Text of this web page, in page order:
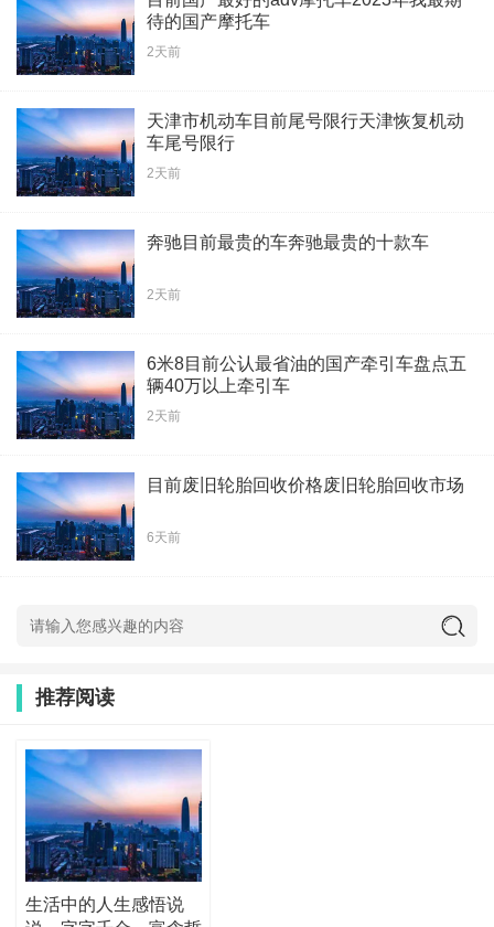
待的国产摩托车
2天前
天津市机动车目前尾号限行天津恢复机动
车尾号限行
2天前
奔驰目前最贵的车奔驰最贵的十款车
2天前
6米8目前公认最省油的国产牵引车盘点五
辆40万以上牵引车
2天前
目前废旧轮胎回收价格废旧轮胎回收市场
6天前
推荐阅读
生活中的人生感悟说